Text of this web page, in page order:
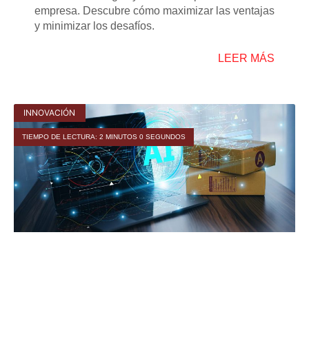
empresa. Descubre cómo maximizar las ventajas
y minimizar los desafíos.
LEER MÁS
INNOVACIÓN
TIEMPO DE LECTURA: 2 MINUTOS 0 SEGUNDOS